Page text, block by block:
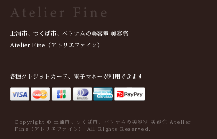
土浦市、つくば市、ベトナムの美容室 美容院
Atelier Fine（アトリエファイン）
各種クレジットカード、電子マネーが利用できます
Copyright © 土浦市、つくば市、ベトナムの美容室 美容院 Atelier
Fine（アトリエファイン） All Rights Reserved.